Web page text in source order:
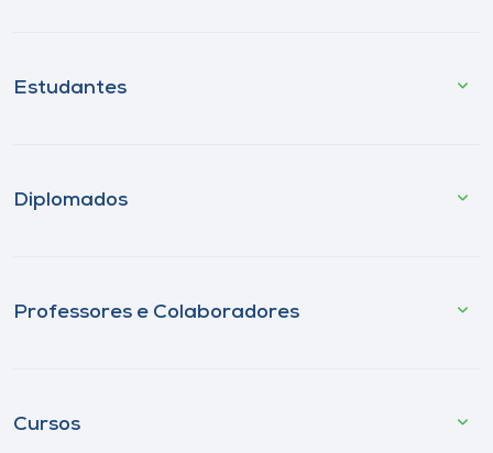
Estudantes
Diplomados
Professores e Colaboradores
Cursos